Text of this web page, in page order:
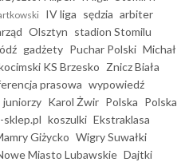
IV liga sędzia arbiter
Olsztyn stadion Stomilu
gadżety Puchar Polski Michał
KS Brzesko Znicz Biała
prasowa wypowiedź
juniorzy Karol Żwir Polska Polska
sklep.pl koszulki Ekstraklasa
Giżycko Wigry Suwałki
Miasto Lubawskie Dajtki